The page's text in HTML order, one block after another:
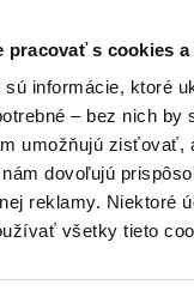
pracovať s cookies
sú informácie, ktoré
– bez nich
umožňujú zisťovať,
dovoľujú
reklamy. Niektoré
všetky tieto